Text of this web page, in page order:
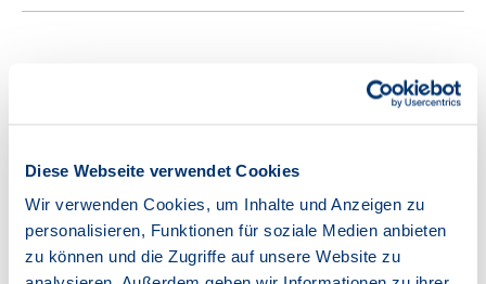
Diese Webseite verwendet Cookies
Wir verwenden Cookies, um Inhalte und Anzeigen zu
personalisieren, Funktionen für soziale Medien anbieten
zu können und die Zugriffe auf unsere Website zu